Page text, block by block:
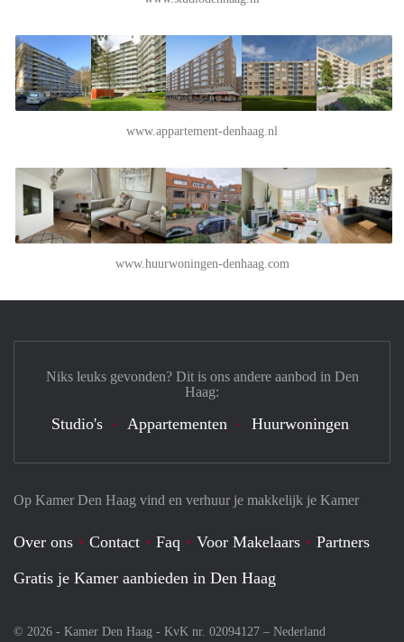
www.appartement-denhaag.nl
www.huurwoningen-denhaag.com
Op Kamer Den Haag vind en verhuur je makkelijk je Kamer
Over ons Contact Faq Voor Makelaars
Partners
Gratis je Kamer aanbieden in Den Haag
© 2026 - Kamer Den Haag - KvK nr. 02094127 – Nederland
Niks leuks gevonden? Dit is ons andere aanbod in Den
Haag:
Studio's Appartementen Huurwoningen